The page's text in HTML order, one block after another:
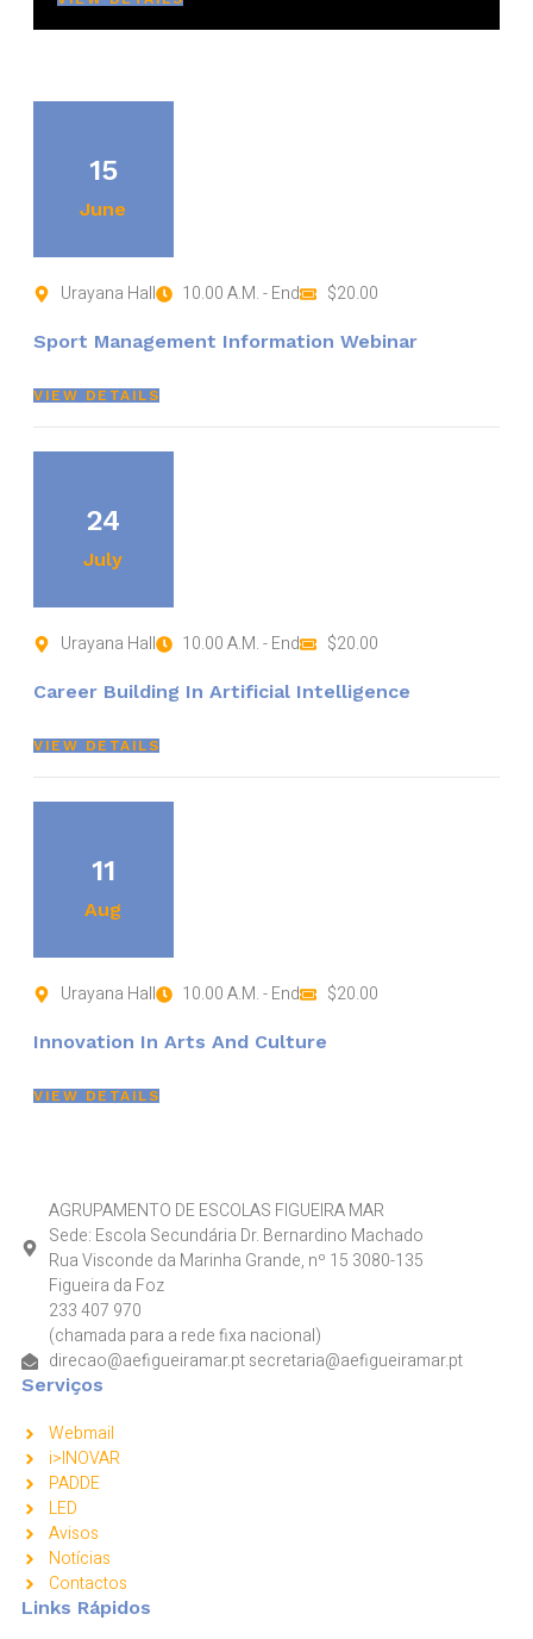
15
June
Urayana Hall 10.00 A.M. - End $20.00
Sport Management Information Webinar
VIEW DETAILS
24
July
Urayana Hall 10.00 A.M. - End $20.00
Career Building In Artificial Intelligence
VIEW DETAILS
11
Aug
Urayana Hall 10.00 A.M. - End $20.00
Innovation In Arts And Culture
VIEW DETAILS
AGRUPAMENTO DE ESCOLAS FIGUEIRA MAR
Sede: Escola Secundária Dr. Bernardino Machado
Rua Visconde da Marinha Grande, nº 15 3080-135
Figueira da Foz
233 407 970
(chamada para a rede fixa nacional)
direcao@aefigueiramar.pt secretaria@aefigueiramar.pt
Serviços
Webmail
i>INOVAR
PADDE
LED
Avisos
Notícias
Contactos
Links Rápidos